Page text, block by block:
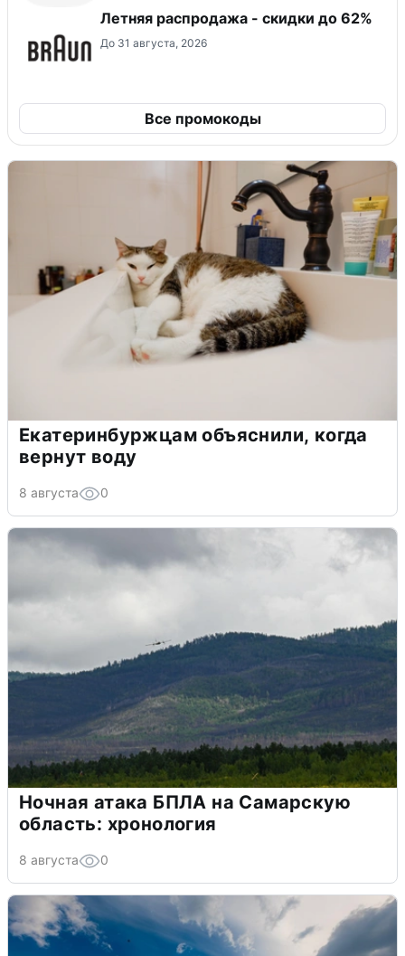
Летняя распродажа - скидки до 62%
До 31 августа, 2026
Все промокоды
Екатеринбуржцам объяснили, когда
вернут воду
8 августа 0
Ночная атака БПЛА на Самарскую
область: хронология
8 августа 0